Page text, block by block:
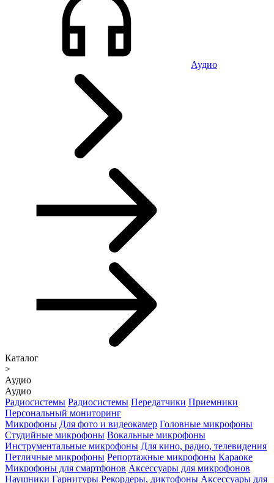
Аудио
Каталог
>
Аудио
Аудио
Радиосистемы Радиосистемы Передатчики Приемники
Персональный мониторинг
Микрофоны Для фото и видеокамер Головные микрофоны
Студийные микрофоны Вокальные микрофоны
Инструментальные микрофоны Для кино, радио, телевидения
Петличные микрофоны Репортажные микрофоны Караоке
Микрофоны для смартфонов Аксессуары для микрофонов
Наушники Гарнитуры Рекордеры, диктофоны Аксессуары для